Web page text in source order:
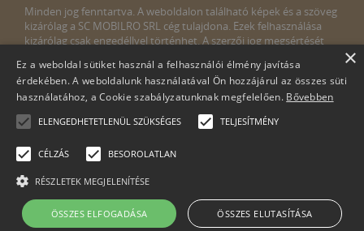
Minden jog fenntartva. A weboldalon található képek és a szöveg
kizárólag a SC MOBILRO SRL cég tulajdona. Ezek felhasználása
kizárólag csak engedéllyel történhet. A szerzői jog megsértését
megsértését észlelné, kérjük, jelezze ezt felénk a következő e-mail
címen:info@sweetgarden.hu
Cégnév: SC Mobilro SRL
Adószám: 30498990-2-51
×
Ez a weboldal sütiket használ a felhasználói élmény javítása
érdekében. A weboldalunk használatával Ön hozzájárul az összes süti
használatához, a Cookie szabályzatunknak megfelelően. Bővebben
ELENGEDHETETLENÜL SZÜKSÉGES TELJESÍTMÉNY
CÉLZÁS BESOROLATLAN
RÉSZLETEK MEGJELENÍTÉSE
ÖSSZES ELFOGADÁSA ÖSSZES ELUTASÍTÁSA